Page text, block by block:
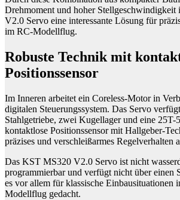
Drehmoment und hoher Stellgeschwindigkeit
V2.0 Servo eine interessante Lösung für
im RC-Modellflug.
Robuste Technik mit
Positionssensor
Im Inneren arbeitet ein Coreless-Motor in
digitalen Steuerungssystem. Das Servo
Stahlgetriebe, zwei Kugellager und eine 25T-
kontaktlose Positionssensor mit Hallgeber-
präzises und verschleißarmes Regelverhalten
Das KST MS320 V2.0 Servo ist nicht
programmierbar und verfügt nicht über einen
es vor allem für klassische Einbausituationen
Modellflug gedacht.